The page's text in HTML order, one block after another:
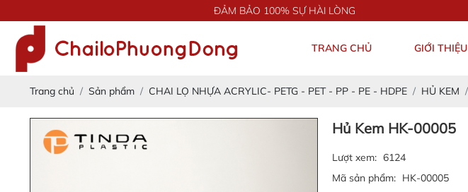
ĐẢM BẢO 100% SỰ HÀI LÒNG
TRANG CHỦ GIỚI THIỆU
Trang chủ Sản phẩm CHAI LỌ NHỰA ACRYLIC- PETG - PET - PP - PE - HDPE HỦ KEM
Hủ Kem HK-00005
Lượt xem: 6124
Mã sản phẩm: HK-00005